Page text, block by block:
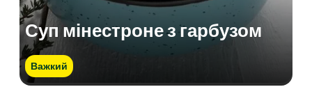
Суп мінестроне з гарбузом
Важкий